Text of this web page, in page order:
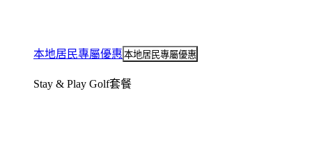
本地居民專屬優惠 本地居民專屬優惠
Stay & Play Golf套餐